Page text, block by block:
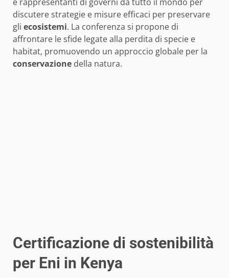
discutere strategie e misure efficaci per preservare
gli ecosistemi. La conferenza si propone di
affrontare le sfide legate alla perdita di specie e
habitat, promuovendo un approccio globale per la
conservazione della natura.
Certificazione di sostenibilità
per Eni in Kenya